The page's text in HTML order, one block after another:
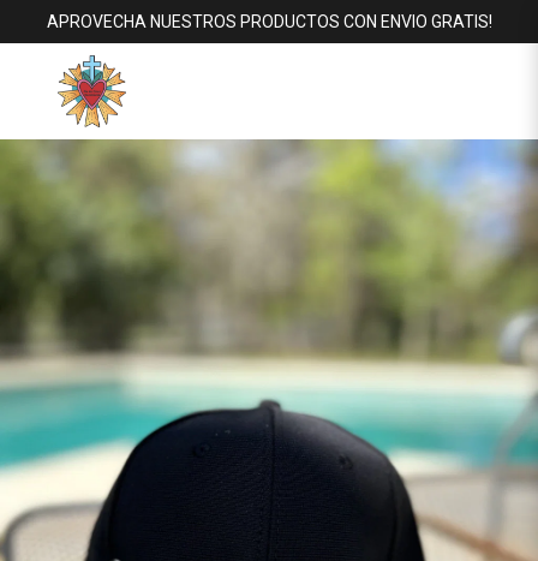
APROVECHA NUESTROS PRODUCTOS CON ENVIO GRATIS!